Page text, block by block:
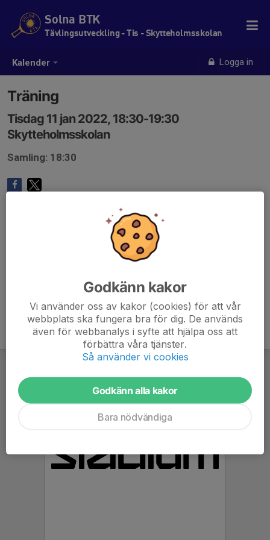
Kalender Logga in
Solna BTK
Tävlingsutveckling - Tis - Skytteholmsskolan
Träning
Tisdag 11 jan 2022, 18:30-19:30
Skytteholmsskolan
Samling: 18:30
Godkänn kakor
Vi använder oss av kakor (cookies) för att vår
webbplats ska fungera bra för dig. De används
även för webbanalys i syfte att hjälpa oss att
förbättra våra tjänster.
Så använder vi cookies
Godkänn alla kakor
Bara nödvändiga